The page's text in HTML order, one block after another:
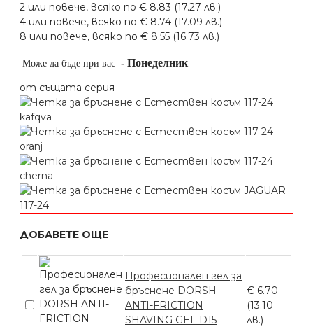
2 или повече, всяко по € 8.83 (17.27 лв.)
4 или повече, всяко по € 8.74 (17.09 лв.)
8 или повече, всяко по € 8.55 (16.73 лв.)
Може да бъде при вас - Понеделник
от същата серия
ДОБАВЕТЕ ОЩЕ
Професионален гел за
бръснене DORSH
ANTI-FRICTION
SHAVING GEL D15
€ 6.70
(13.10
лв.)